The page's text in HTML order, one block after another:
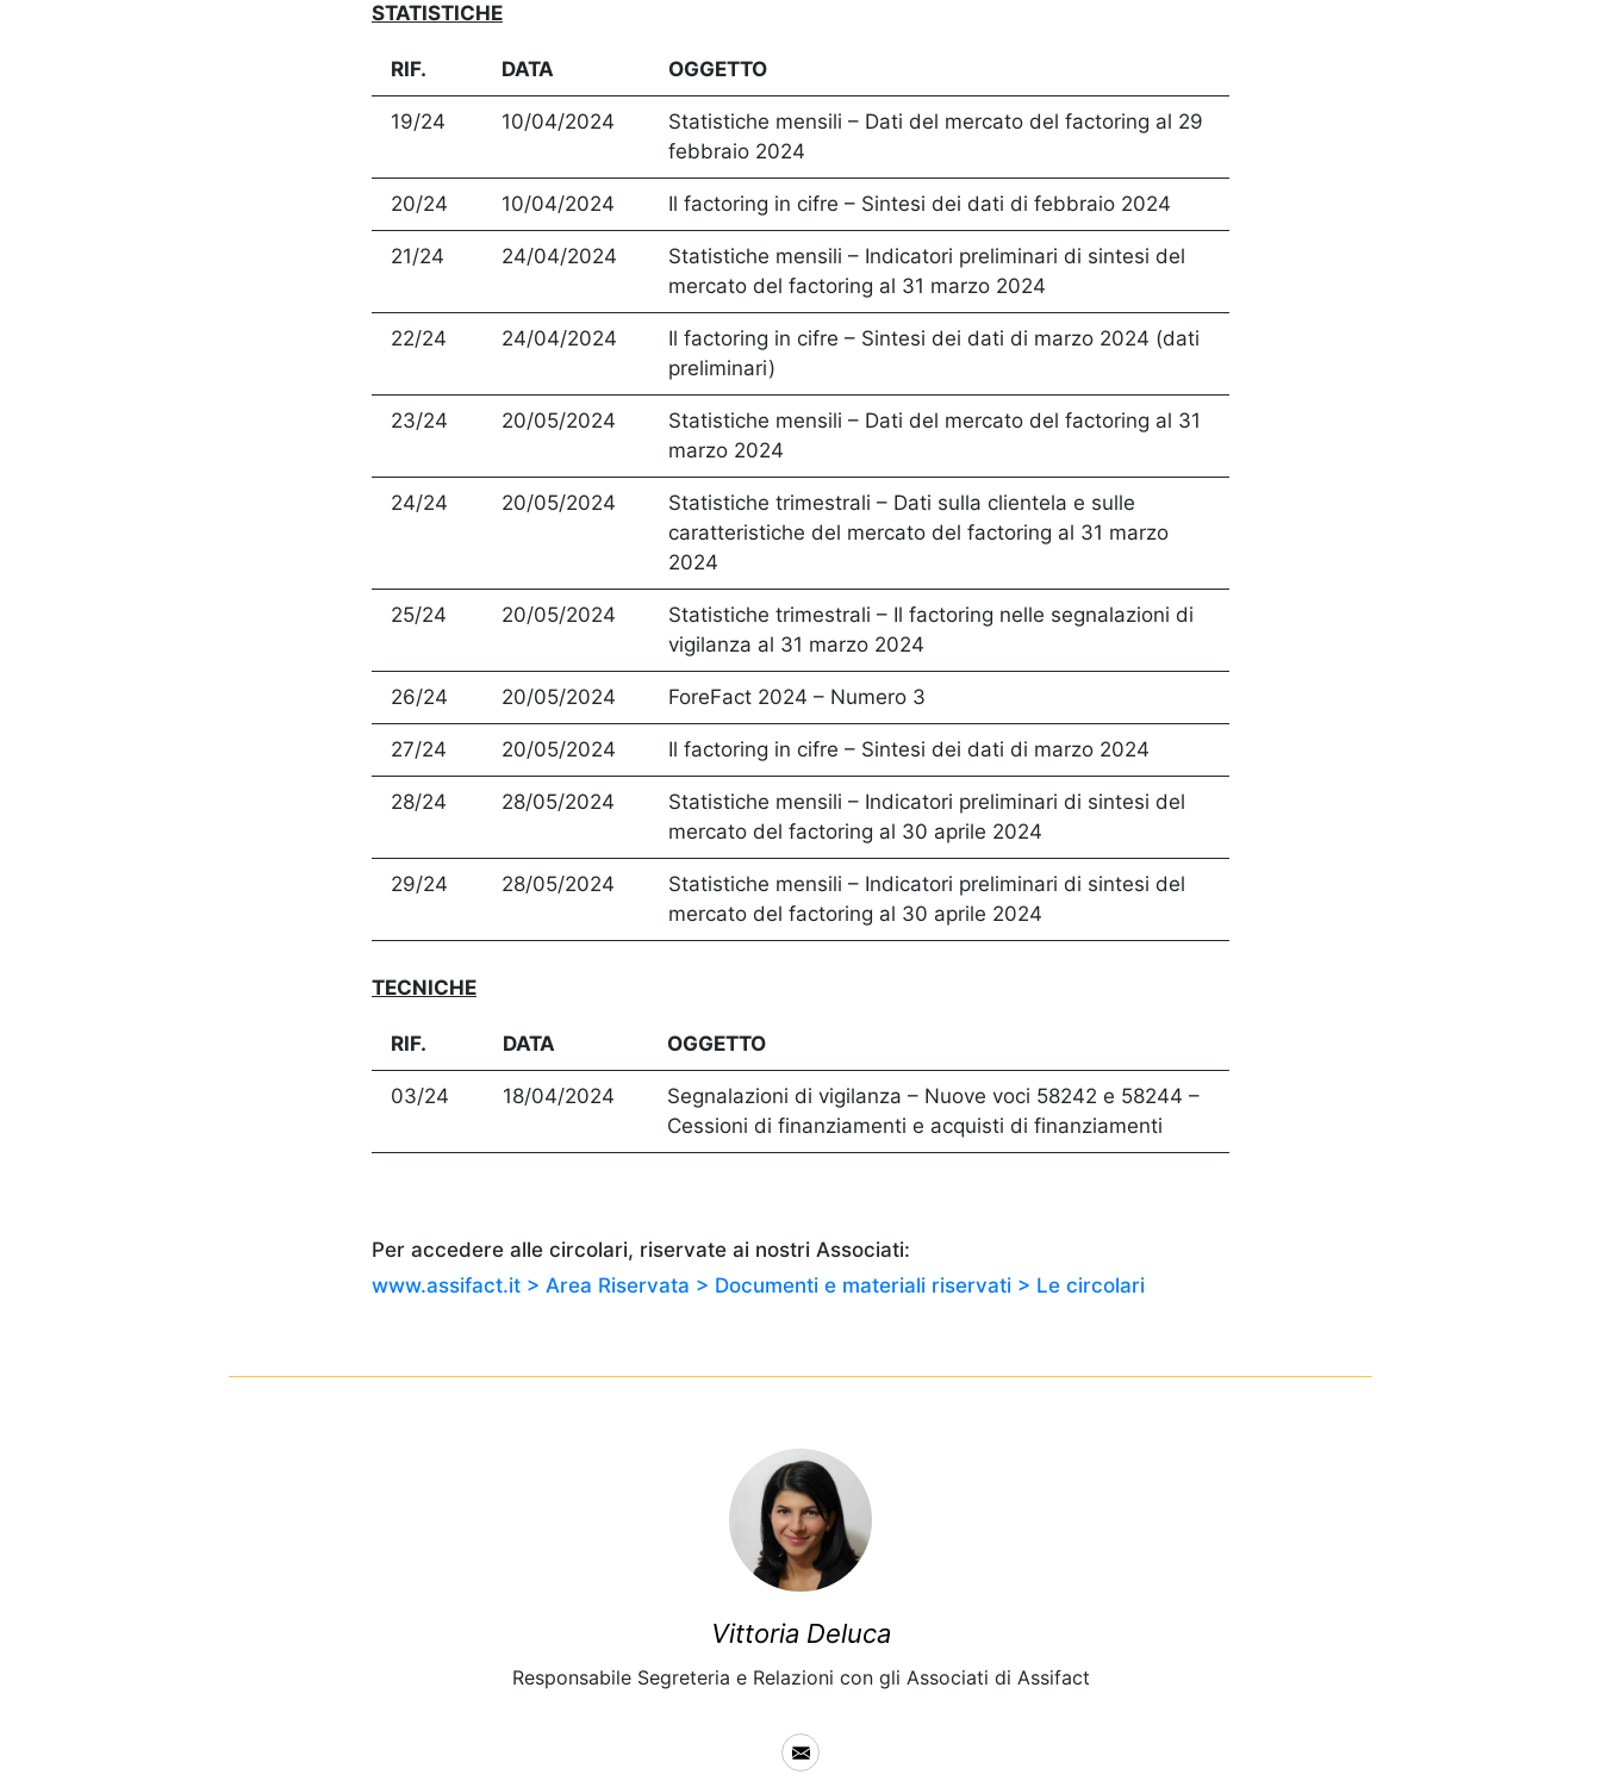
STATISTICHE
RIF. DATA OGGETTO
19/24 10/04/2024
Statistiche mensili – Dati del mercato del factoring al 29
febbraio 2024
20/24 10/04/2024 Il factoring in cifre – Sintesi dei dati di febbraio 2024
21/24 24/04/2024
Statistiche mensili – Indicatori preliminari di sintesi del
mercato del factoring al 31 marzo 2024
22/24 24/04/2024
Il factoring in cifre – Sintesi dei dati di marzo 2024 (dati
preliminari)
23/24 20/05/2024
Statistiche mensili – Dati del mercato del factoring al 31
marzo 2024
24/24 20/05/2024
Statistiche trimestrali – Dati sulla clientela e sulle
caratteristiche del mercato del factoring al 31 marzo
2024
25/24 20/05/2024
Statistiche trimestrali – Il factoring nelle segnalazioni di
vigilanza al 31 marzo 2024
26/24 20/05/2024 ForeFact 2024 – Numero 3
27/24 20/05/2024 Il factoring in cifre – Sintesi dei dati di marzo 2024
28/24 28/05/2024
Statistiche mensili – Indicatori preliminari di sintesi del
mercato del factoring al 30 aprile 2024
29/24 28/05/2024
Statistiche mensili – Indicatori preliminari di sintesi del
mercato del factoring al 30 aprile 2024
TECNICHE
RIF. DATA OGGETTO
03/24 18/04/2024
Segnalazioni di vigilanza – Nuove voci 58242 e 58244 –
Cessioni di finanziamenti e acquisti di finanziamenti
Per accedere alle circolari, riservate ai nostri Associati:
www.assifact.it > Area Riservata > Documenti e materiali riservati > Le circolari
Vittoria Deluca
Responsabile Segreteria e Relazioni con gli Associati di Assifact